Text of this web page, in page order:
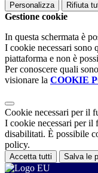
Personalizza Rifiuta
Gestione cookie
In questa schermata è
I cookie necessari sono
piattaforma e non è
Per conoscere quali
visionare la COOKIE
Cookie necessari per il
I cookie necessari per il
disabilitati. È possibile
policy.
Accetta tutti Salva le